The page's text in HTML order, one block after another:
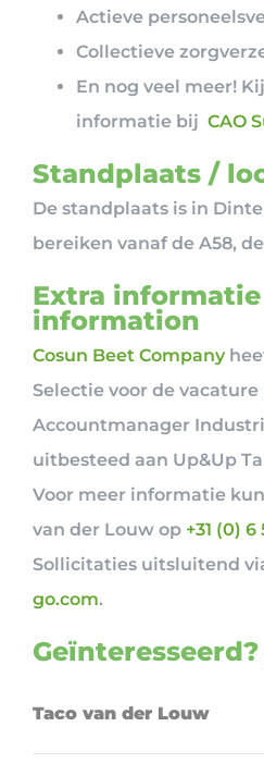
Actieve
Collectieve
En nog veel meer!
informatie bij CAO
Standplaats /
De standplaats is in
bereiken vanaf de A58, de
Extra
information
Cosun Beet Company
Selectie voor de vacature
Accountmanager
uitbesteed aan Up&Up
Voor meer informatie
van der Louw op +31 (0) 6
Sollicitaties uitsluitend
go.com.
Taco van der Louw